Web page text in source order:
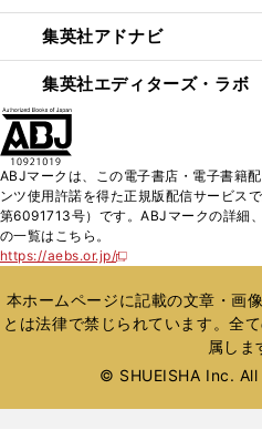
集英社アドナビ
集英社エディターズ・ラボ
ABJマークは、この電子書店・電子書籍
ンツ使用許諾を得た正規版配信サービス
第6091713号）です。ABJマークの詳細
の一覧はこちら。
https://aebs.or.jp/
新
い
ウ
ィ
ウ
本ホームページに記載の文章・画
とは法律で禁じられています。全
属しま
© SHUEISHA Inc.